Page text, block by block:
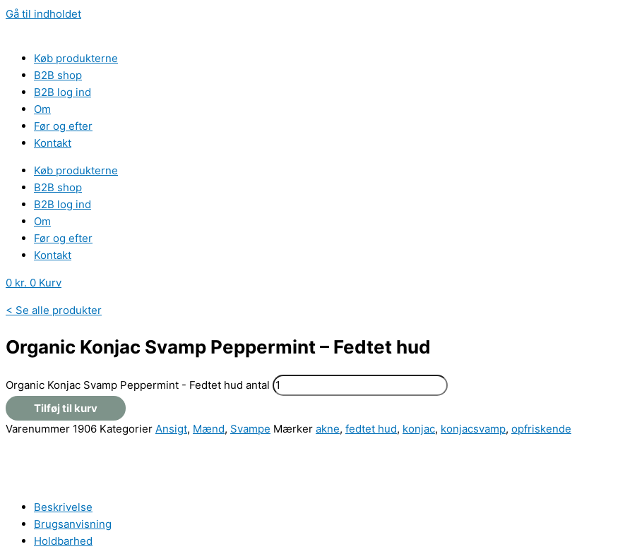
Gå til indholdet
Køb produkterne
B2B shop
B2B log ind
Om
Før og efter
Kontakt
Køb produkterne
B2B shop
B2B log ind
Om
Før og efter
Kontakt
0 kr. 0 Kurv
< Se alle produkter
Organic Konjac Svamp Peppermint – Fedtet hud
Organic Konjac Svamp Peppermint - Fedtet hud antal
Tilføj til kurv
Varenummer 1906 Kategorier Ansigt, Mænd, Svampe Mærker akne, fedtet hud, konjac, konjacsvamp, opfriskende
Beskrivelse
Brugsanvisning
Holdbarhed